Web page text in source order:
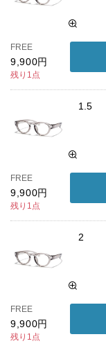
FREE
9,900円
残り1点
1.5
FREE
9,900円
残り1点
2
FREE
9,900円
残り1点